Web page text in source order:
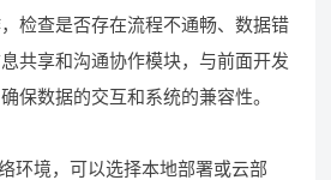
检查是否存在流程不通畅、数据错
共享和沟通协作模块，与前面开发
保数据的交互和系统的兼容性。
环境，可以选择本地部署或云部